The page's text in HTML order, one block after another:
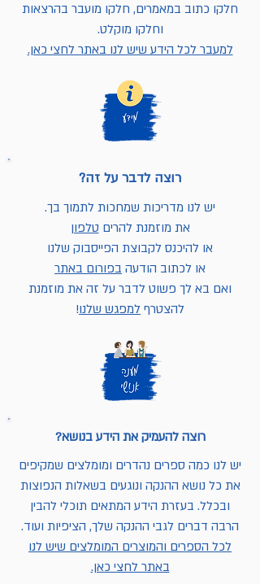
חלקו כתוב במאמרים, חלקו מועבר בהרצאות
וחלקו מוקלט.
למעבר לכל הידע שיש לנו באתר לחצי כאן.
רוצה לדבר על זה?
יש לנו מדריכות שמחכות לתמוך בך.
את מוזמנת להרים טלפון
או להיכנס לקבוצת הפייסבוק שלנו
או לכתוב הודעה בפורום באתר
ואם בא לך פשוט לדבר על זה את מוזמנת
להצטרף למפגש שלנו!
רוצה להעמיק את הידע בנושא?
יש לנו כמה ספרים נהדרים ומומלצים שמקיפים
את כל נושא ההנקה ונוגעים בשאלות הנפוצות
ובכלל. בעזרת הידע המתאים תוכלי להבין
הרבה דברים לגבי ההנקה שלך, הציפיות ועוד.
לכל הספרים והמוצרים המומלצים שיש לנו
באתר לחצי כאן.